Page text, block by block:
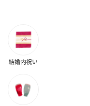
結婚内祝い